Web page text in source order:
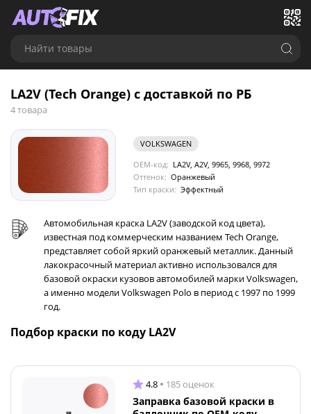
Найти товары
LA2V (Tech Orange) с доставкой по РБ
4 товара
VOLKSWAGEN
OEM-код: LA2V, A2V, 9965, 9968, 9972
Оттенок: Оранжевый
Тип краски: Эффектный
Автомобильная краска LA2V (заводской код цвета),
известная под коммерческим названием Tech Orange,
представляет собой яркий оранжевый металлик. Данный
лакокрасочный материал активно использовался для
базовой окраски кузовов автомобилей марки Volkswagen,
а именно модели Volkswagen Polo в период с 1997 по 1999
год.
Подбор краски по коду LA2V
4.8 185 оценок
Заправка базовой краски в